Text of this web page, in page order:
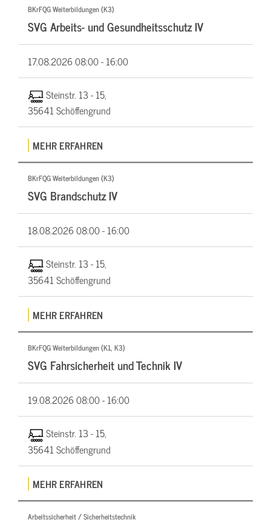
BKrFQG Weiterbildungen (K3)
SVG Arbeits- und Gesundheitsschutz IV
17.08.202608:00 - 16:00
Steinstr. 13 - 15,
35641 Schöffengrund
MEHR ERFAHREN
BKrFQG Weiterbildungen (K3)
SVG Brandschutz IV
18.08.202608:00 - 16:00
Steinstr. 13 - 15,
35641 Schöffengrund
MEHR ERFAHREN
BKrFQG Weiterbildungen (K1, K3)
SVG Fahrsicherheit und Technik IV
19.08.202608:00 - 16:00
Steinstr. 13 - 15,
35641 Schöffengrund
MEHR ERFAHREN
Arbeitssicherheit / Sicherheitstechnik